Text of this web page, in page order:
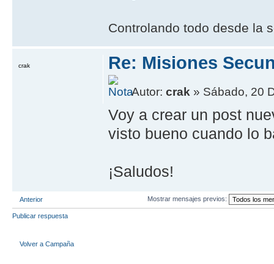
Controlando todo desde la
Re: Misiones
Autor:crak » Sábado, 20
Voy a crear un post
visto bueno cuando lo
¡Saludos!
crak
Anterior Mostrar mensajes previos:
Publicar respuesta
Volver a Campaña